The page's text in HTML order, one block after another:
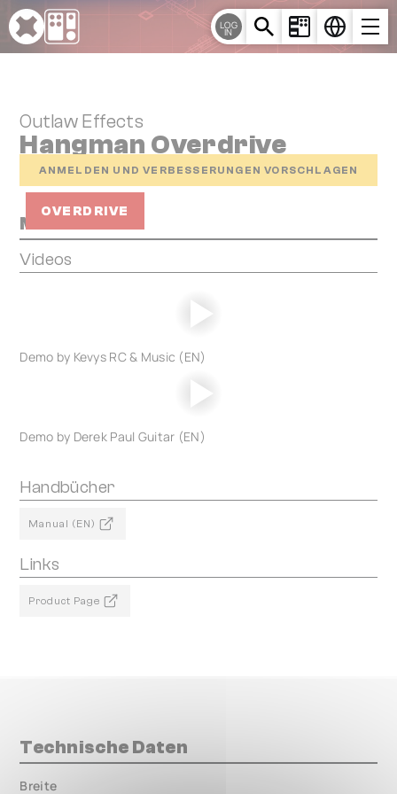
Cookie-Einstellungen
LOG
IN
Outlaw Effects
Hangman Overdrive
ANMELDEN UND VERBESSERUNGEN VORSCHLAGEN
OVERDRIVE
Media
Videos
Demo by Kevys RC & Music (EN)
Demo by Derek Paul Guitar (EN)
Handbücher
Manual (EN)
Links
Product Page
Technische Daten
Breite